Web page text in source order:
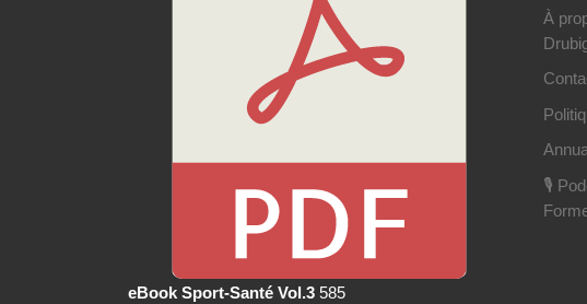
eBook Sport-Santé Vol.3 585
À
🎙️